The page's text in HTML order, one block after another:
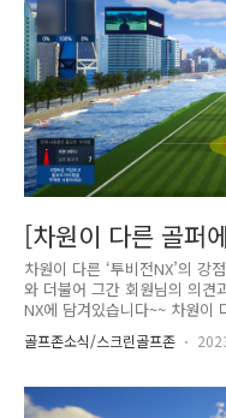
[차원이 다른 골퍼
전NX의 연습장
차원이 다른 ‘투비전NX’의 강
와 더불어 그간 회원님의 의견
NX에 담겨있습니다~~ 차원이
레인지 탁 트인 오션뷰를 배경
해 몸풀기는 필수! 또한, 오늘
바닥 스크린까지 연결된 탁 트
로 날아갔는지, APEX를 클럽
골프존소식/스크린골프존